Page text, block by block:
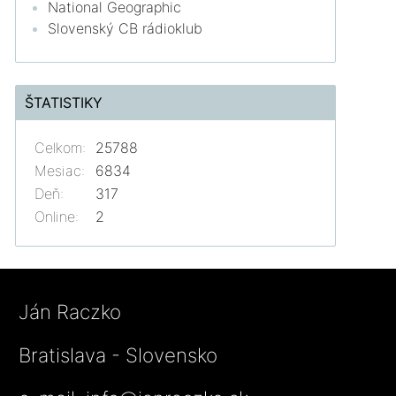
National Geographic
Slovenský CB rádioklub
ŠTATISTIKY
Online: 2
Celkom:
25788
Mesiac:
6834
Deň:
317
Ján Raczko
Bratislava - Slovensko